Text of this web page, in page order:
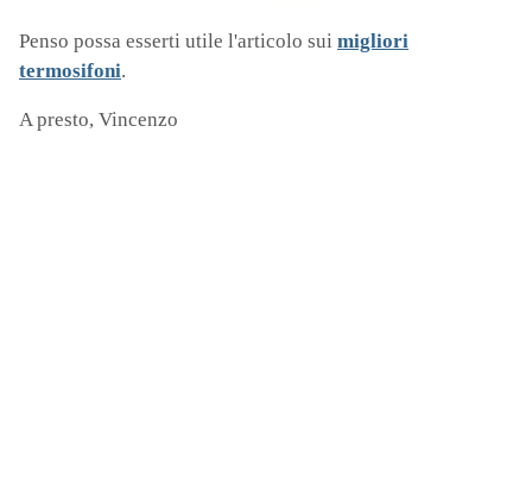
Penso possa esserti utile l'articolo sui migliori
termosifoni.
A presto, Vincenzo